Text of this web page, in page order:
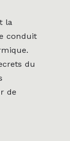
la
conduit
du
de